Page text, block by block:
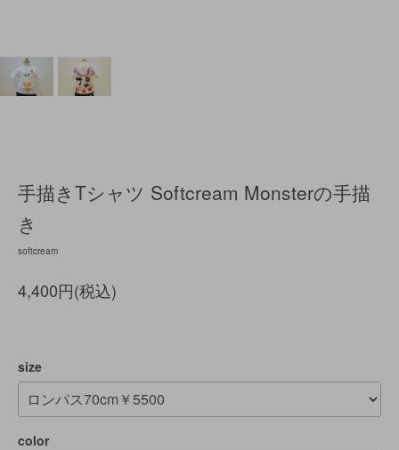
手描きTシャツ Softcream Monsterの手描
き
softcream
4,400円(税込)
size
color